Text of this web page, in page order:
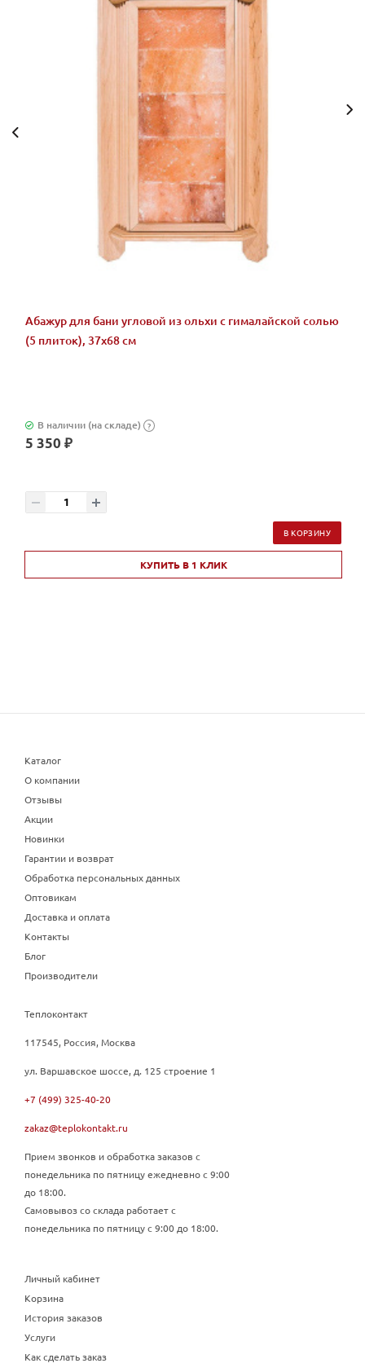
Абажур для бани угловой из ольхи с гималайской солью
(5 плиток), 37х68 см
В наличии (на складе) ?
5 350 ₽
В КОРЗИНУ
КУПИТЬ В 1 КЛИК
Каталог
О компании
Отзывы
Акции
Новинки
Гарантии и возврат
Обработка персональных данных
Оптовикам
Доставка и оплата
Контакты
Блог
Производители
Теплоконтакт
117545, Россия, Москва
ул. Варшавское шоссе, д. 125 строение 1
+7 (499) 325-40-20
zakaz@teplokontakt.ru
Прием звонков и обработка заказов с
понедельника по пятницу ежедневно с 9:00
до 18:00.
Самовывоз со склада работает с
понедельника по пятницу с 9:00 до 18:00.
Личный кабинет
Корзина
История заказов
Услуги
Как сделать заказ